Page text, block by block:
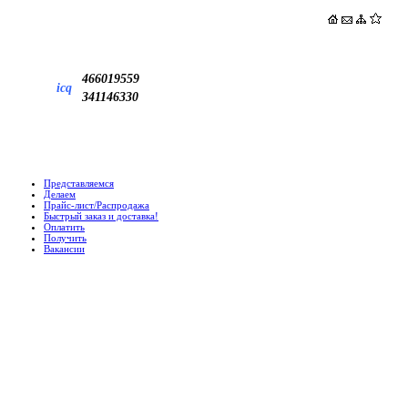
icq
466019559
341146330
Представляемся
Делаем
Прайс-лист/Распродажа
Быстрый заказ и доставка!
Оплатить
Получить
Вакансии